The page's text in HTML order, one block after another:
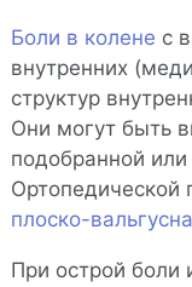
Боли в колене с
внутренних
структур
Они могут быть
подобранной
Ортопедической
плоско-
При острой боли